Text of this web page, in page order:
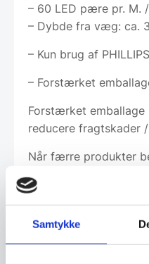
Samtykke
– 60 LED pære pr. M.
– Dybde fra væg: ca.
– Kun brug af
– Forstærket
Forstærket emballage
reducere fragtskader
Når færre produkter
transport, reduceres
ressourcer til
erstatningsvarer.
og bidrager til en
forsyningskæde.